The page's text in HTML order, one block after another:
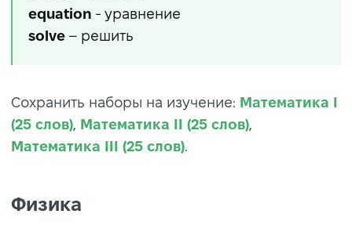
equation - уравнение
solve – решить
Сохранить наборы на изучение: Математика I
(25 слов) Математика II (25 слов)
Математика III (25 слов)
Физика